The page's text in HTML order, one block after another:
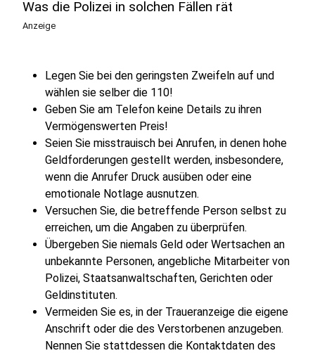
Was die Polizei in solchen Fällen rät
Anzeige
Legen Sie bei den geringsten Zweifeln auf und
wählen sie selber die 110!
Geben Sie am Telefon keine Details zu ihren
Vermögenswerten Preis!
Seien Sie misstrauisch bei Anrufen, in denen hohe
Geldforderungen gestellt werden, insbesondere,
wenn die Anrufer Druck ausüben oder eine
emotionale Notlage ausnutzen.
Versuchen Sie, die betreffende Person selbst zu
erreichen, um die Angaben zu überprüfen.
Übergeben Sie niemals Geld oder Wertsachen an
unbekannte Personen, angebliche Mitarbeiter von
Polizei, Staatsanwaltschaften, Gerichten oder
Geldinstituten.
Vermeiden Sie es, in der Traueranzeige die eigene
Anschrift oder die des Verstorbenen anzugeben.
Nennen Sie stattdessen die Kontaktdaten des